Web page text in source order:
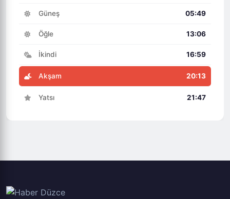
Güneş 05:49
Öğle 13:06
İkindi 16:59
Akşam 20:13
Yatsı 21:47